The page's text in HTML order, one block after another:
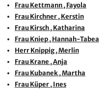
FrauKettmann, Fayola
FrauKirchner, Kerstin
FrauKirsch, Katharina
FrauKniep, Hannah-Tabea
HerrKnippig, Merlin
FrauKrane , Anja
FrauKubanek, Martha
FrauKüper, Ines